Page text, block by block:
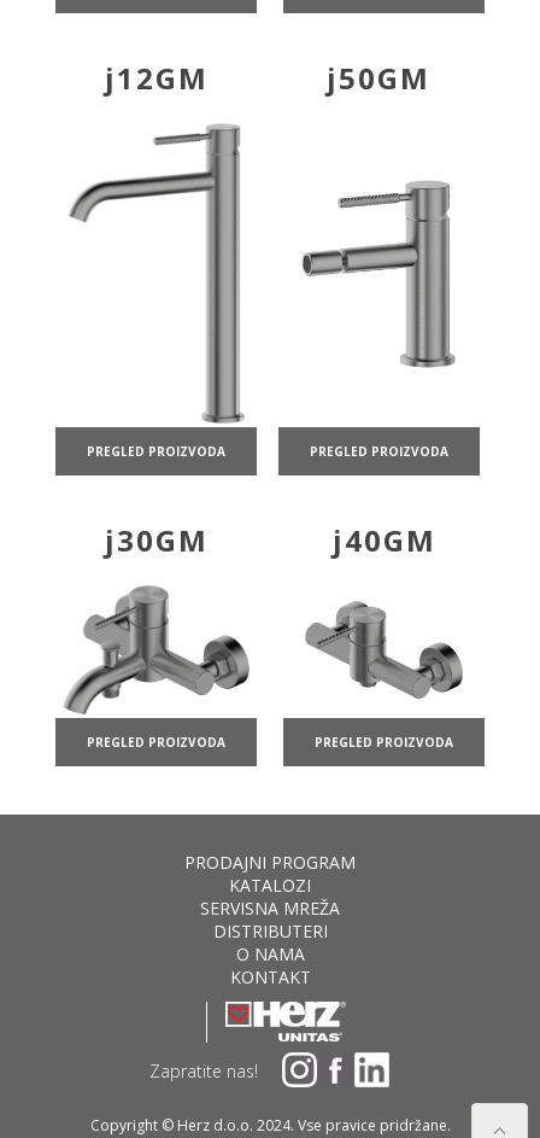
j12GM
PREGLED PROIZVODA
j50GM
PREGLED PROIZVODA
j30GM
PREGLED PROIZVODA
j40GM
PREGLED PROIZVODA
PRODAJNI PROGRAM
KATALOZI
SERVISNA MREŽA
DISTRIBUTERI
O NAMA
KONTAKT
Zapratite nas!
Copyright © Herz d.o.o. 2024. Vse pravice pridržane.